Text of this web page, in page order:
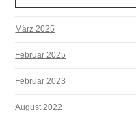
März 2025
Februar 2025
Februar 2023
August 2022